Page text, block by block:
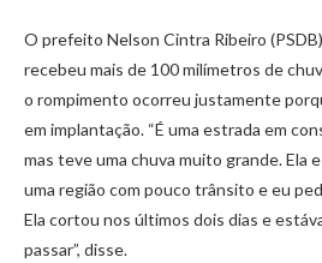
O prefeito Nelson Cintra Ribeiro
recebeu mais de 100 milímetros de
o rompimento ocorreu justamente
em implantação. “É uma estrada em
mas teve uma chuva muito grande. Ela
uma região com pouco trânsito e eu
Ela cortou nos últimos dois dias e
passar”, disse.